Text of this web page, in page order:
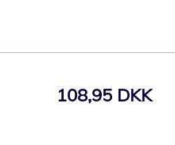
108,95 DKK